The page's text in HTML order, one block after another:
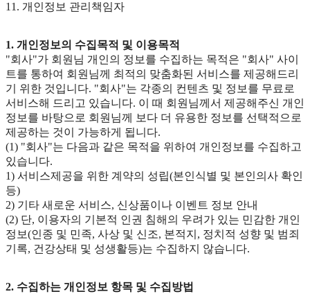
11. 개인정보 관리책임자
1. 개인정보의 수집목적 및 이용목적
"회사"가 회원님 개인의 정보를 수집하는 목적은 "회사" 사이
트를 통하여 회원님께 최적의 맞춤화된 서비스를 제공해드리
기 위한 것입니다. "회사"는 각종의 컨텐츠 및 정보를 무료로
서비스해 드리고 있습니다. 이 때 회원님께서 제공해주신 개인
정보를 바탕으로 회원님께 보다 더 유용한 정보를 선택적으로
제공하는 것이 가능하게 됩니다.
(1) "회사"는 다음과 같은 목적을 위하여 개인정보를 수집하고
있습니다.
1) 서비스제공을 위한 계약의 성립(본인식별 및 본인의사 확인
등)
2) 기타 새로운 서비스, 신상품이나 이벤트 정보 안내
(2) 단, 이용자의 기본적 인권 침해의 우려가 있는 민감한 개인
정보(인종 및 민족, 사상 및 신조, 본적지, 정치적 성향 및 범죄
기록, 건강상태 및 성생활등)는 수집하지 않습니다.
2. 수집하는 개인정보 항목 및 수집방법